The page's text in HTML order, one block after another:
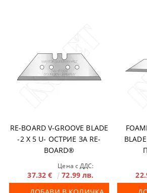
RE-BOARD V-GROOVE BLADE
-2 X 5 U- ОСТРИЕ ЗА RE-
BOARD®
Цена с ДДС:
37.32 €
72.99 лв.